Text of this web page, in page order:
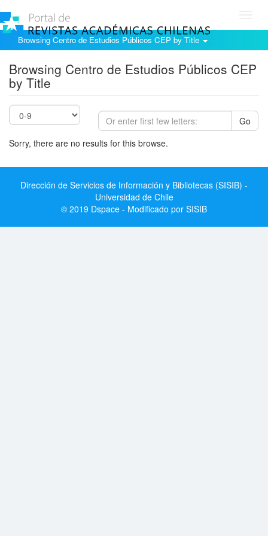
Browsing Centro de Estudios Públicos CEP by Title
Browsing Centro de Estudios Públicos CEP
by Title
Go
Sorry, there are no results for this browse.
Dirección de Servicios de Información y Bibliotecas (SISIB) -
Universidad de Chile
© 2019 Dspace - Modificado por SISIB